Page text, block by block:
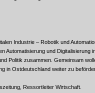
Industrie – Robotik und
Automatisierung und
Politik zusammen. Gemeinsam
in Ostdeutschland weiter zu
Ressortleiter Wirtschaft.